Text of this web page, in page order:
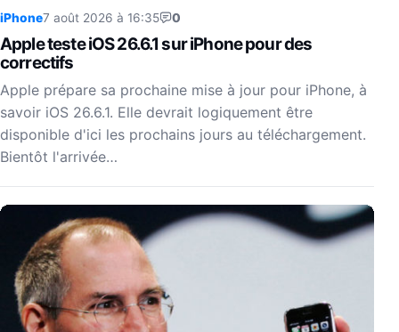
iPhone7 août 2026 à 16:35 0
Apple teste iOS 26.6.1 sur iPhone pour des
correctifs
Apple prépare sa prochaine mise à jour pour iPhone, à
savoir iOS 26.6.1. Elle devrait logiquement être
disponible d'ici les prochains jours au téléchargement.
Bientôt l'arrivée…